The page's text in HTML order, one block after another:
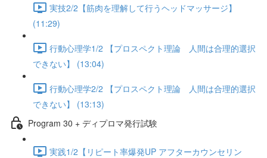
実技2/2【筋肉を理解して行うヘッドマッサージ】
(11:29)
行動心理学1/2 【プロスペクト理論 人間は合理的選択
できない】 (13:04)
行動心理学2/2 【プロスペクト理論 人間は合理的選択
できない】 (13:13)
Program 30 + ディプロマ発行試験
実践1/2【リピート率爆発UP アフターカウンセリン